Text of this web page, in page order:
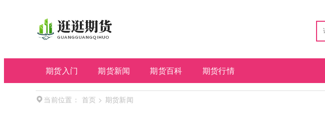
期货入门 期货新闻 期货百科 期货行情
当前位置： 首页 > 期货新闻